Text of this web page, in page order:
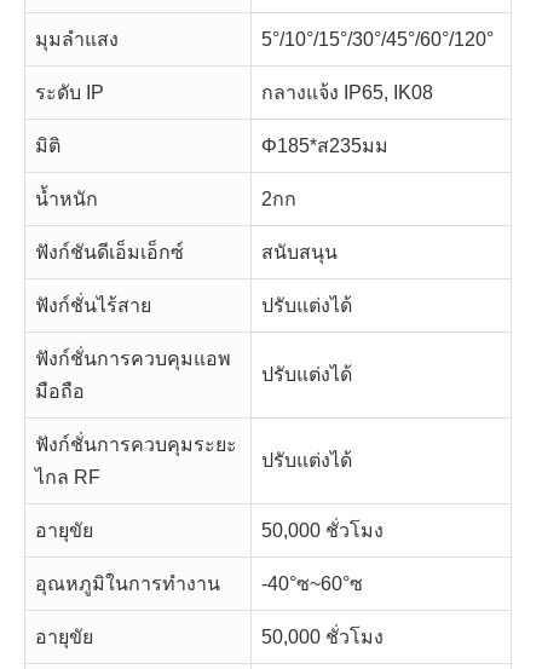
มุมลำแสง 5°/10°/15°/30°/45°/60°/120°
ระดับ IP กลางแจ้ง IP65, IK08
มิติ Φ185*ส235มม
น้ำหนัก 2กก
ฟังก์ชันดีเอ็มเอ็กซ์ สนับสนุน
ฟังก์ชั่นไร้สาย ปรับแต่งได้
ฟังก์ชั่นการควบคุมแอพ
มือถือ
ปรับแต่งได้
ฟังก์ชั่นการควบคุมระยะ
ไกล RF
ปรับแต่งได้
อายุขัย 50,000 ชั่วโมง
อุณหภูมิในการทำงาน -40°ซ~60°ซ
อายุขัย 50,000 ชั่วโมง